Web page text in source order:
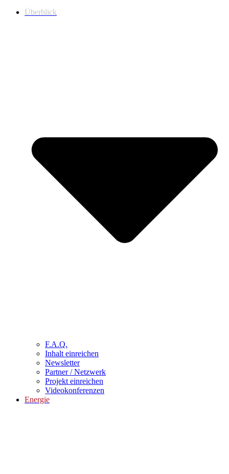
Überblick
F.A.Q.
Inhalt einreichen
Newsletter
Partner / Netzwerk
Projekt einreichen
Videokonferenzen
Energie